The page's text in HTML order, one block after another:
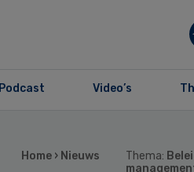
Podcast Video’s
Home › Nieuws Thema: